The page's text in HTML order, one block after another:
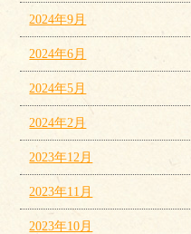
2024年9月
2024年6月
2024年5月
2024年2月
2023年12月
2023年11月
2023年10月